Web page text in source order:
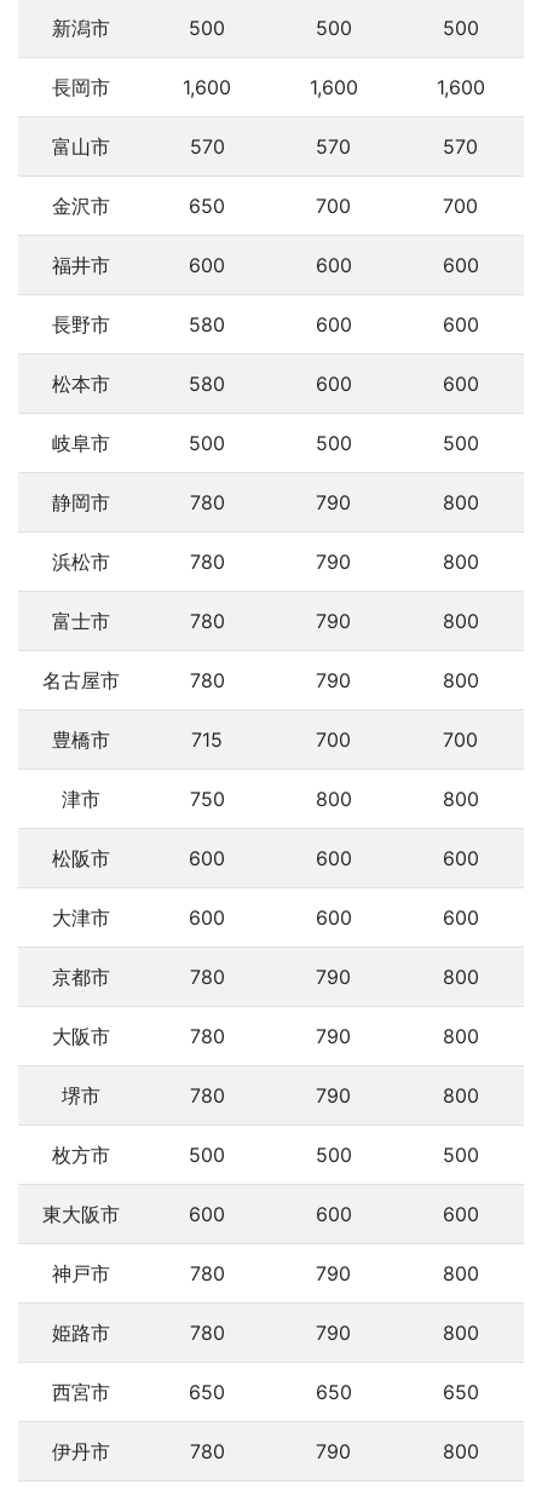
新潟市 500 500 500
長岡市 1,600 1,600 1,600
富山市 570 570 570
金沢市 650 700 700
福井市 600 600 600
長野市 580 600 600
松本市 580 600 600
岐阜市 500 500 500
静岡市 780 790 800
浜松市 780 790 800
富士市 780 790 800
名古屋市 780 790 800
豊橋市 715 700 700
津市 750 800 800
松阪市 600 600 600
大津市 600 600 600
京都市 780 790 800
大阪市 780 790 800
堺市 780 790 800
枚方市 500 500 500
東大阪市 600 600 600
神戸市 780 790 800
姫路市 780 790 800
西宮市 650 650 650
伊丹市 780 790 800